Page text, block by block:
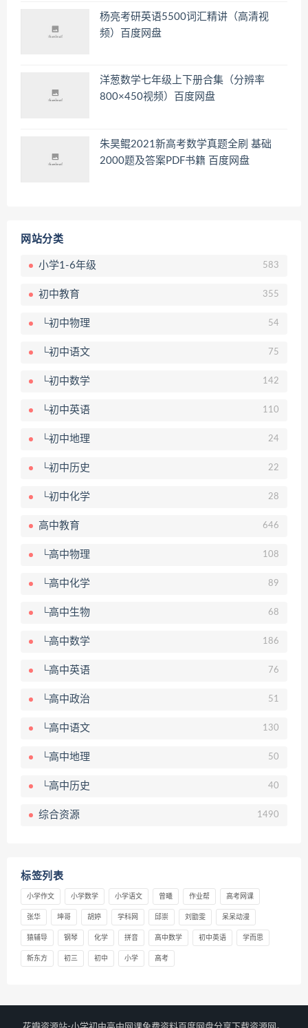
杨亮考研英语5500词汇精讲（高清视
频）百度网盘
洋葱数学七年级上下册合集（分辨率
800×450视频）百度网盘
朱昊鲲2021新高考数学真题全刷 基础
2000题及答案PDF书籍 百度网盘
网站分类
小学1-6年级 583
初中教育 355
└初中物理 54
└初中语文 75
└初中数学 142
└初中英语 110
└初中地理 24
└初中历史 22
└初中化学 28
高中教育 646
└高中物理 108
└高中化学 89
└高中生物 68
└高中数学 186
└高中英语 76
└高中政治 51
└高中语文 130
└高中地理 50
└高中历史 40
综合资源 1490
标签列表
小学作文 小学数学 小学语文 曾曦 作业帮 高考网课
张华 坤哥 胡婷 学科网 邱崇 刘勖雯 呆呆动漫
猿辅导 钢琴 化学 拼音 高中数学 初中英语 学而思
新东方 初三 初中 小学 高考